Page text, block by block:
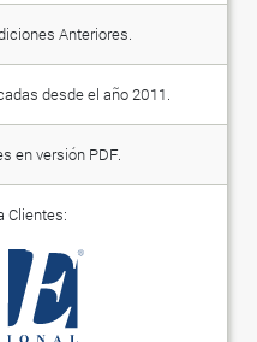
Anteriores.
desde el año 2011.
en versión PDF.
Clientes: